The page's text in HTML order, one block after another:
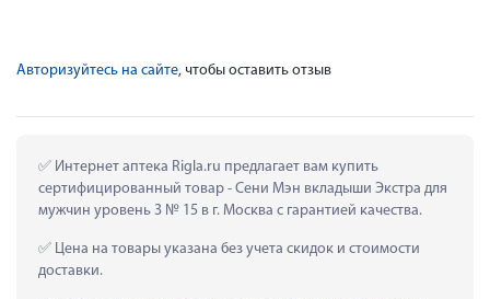
Авторизуйтесь на сайте, чтобы оставить отзыв
Интернет аптека Rigla.ru предлагает вам купить
сертифицированный товар - Сени Мэн вкладыши Экстра для
мужчин уровень 3 № 15 в г. Москва с гарантией качества.
Цена на товары указана без учета скидок и стоимости
доставки.